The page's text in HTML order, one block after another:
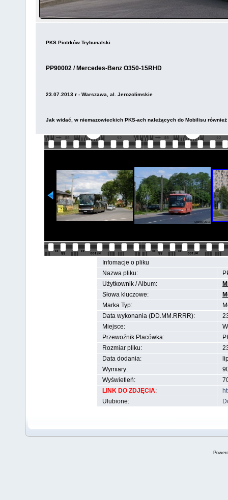
PKS Piotrków Trybunalski
PP90002 / Mercedes-Benz O350-15RHD
23.07.2013 r - Warszawa, al. Jerozolimskie
Jak widać, w niemazowieckich PKS-ach należących do Mobilisu
Infomacje o pliku
Nazwa pliku:
Użytkownik / Album:
Słowa kluczowe:
Marka Typ:
Data wykonania (DD.MM.RRRR):
Miejsce:
Przewoźnik Placówka:
Rozmiar pliku:
Data dodania:
Wymiary:
Wyświetleń:
LINK DO ZDJĘCIA:
Ulubione: